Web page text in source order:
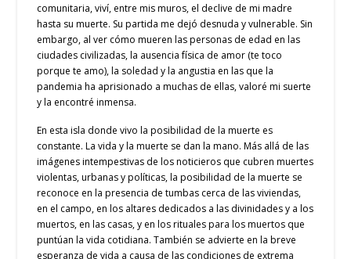
comunitaria, viví, entre mis muros, el declive de mi madre
hasta su muerte. Su partida me dejó desnuda y vulnerable. Sin
embargo, al ver cómo mueren las personas de edad en las
ciudades civilizadas, la ausencia física de amor (te toco
porque te amo), la soledad y la angustia en las que la
pandemia ha aprisionado a muchas de ellas, valoré mi suerte
y la encontré inmensa.
En esta isla donde vivo la posibilidad de la muerte es
constante. La vida y la muerte se dan la mano. Más allá de las
imágenes intempestivas de los noticieros que cubren muertes
violentas, urbanas y políticas, la posibilidad de la muerte se
reconoce en la presencia de tumbas cerca de las viviendas,
en el campo, en los altares dedicados a las divinidades y a los
muertos, en las casas, y en los rituales para los muertos que
puntúan la vida cotidiana. También se advierte en la breve
esperanza de vida a causa de las condiciones de extrema